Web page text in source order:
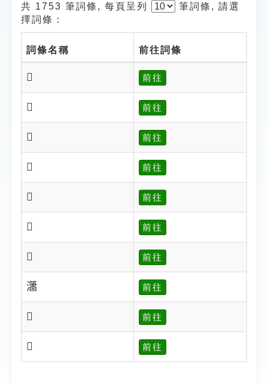
共 1753 筆詞條, 每頁呈列 筆詞條, 請選
擇詞條：
詞條名稱 前往詞條
𤄑 前往
𤄓 前往
𤄔 前往
𤄕 前往
𤄖 前往
𤄗 前往
𤄘 前往
𤄙 前往
𤄚 前往
𤄛 前往